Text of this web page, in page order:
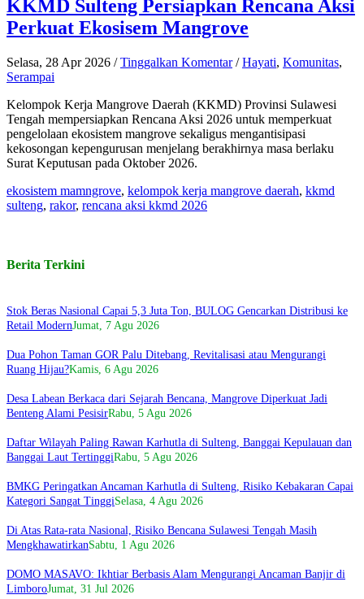
KKMD Sulteng Persiapkan Rencana Aksi
Perkuat Ekosisem Mangrove
Selasa, 28 Apr 2026 /Tinggalkan Komentar /Hayati, Komunitas,
Serampai
Kelompok Kerja Mangrove Daerah (KKMD) Provinsi Sulawesi
Tengah mempersiapkan Rencana Aksi 2026 untuk memperkuat
pengelolaan ekosistem mangrove sekaligus mengantisipasi
kekosongan kepengurusan menjelang berakhirnya masa berlaku
Surat Keputusan pada Oktober 2026.
ekosistem mamngrove, kelompok kerja mangrove daerah, kkmd
sulteng, rakor, rencana aksi kkmd 2026
Berita Terkini
Stok Beras Nasional Capai 5,3 Juta Ton, BULOG Gencarkan Distribusi ke
Retail ModernJumat, 7 Agu 2026
Dua Pohon Taman GOR Palu Ditebang, Revitalisasi atau Mengurangi
Ruang Hijau?Kamis, 6 Agu 2026
Desa Labean Berkaca dari Sejarah Bencana, Mangrove Diperkuat Jadi
Benteng Alami PesisirRabu, 5 Agu 2026
Daftar Wilayah Paling Rawan Karhutla di Sulteng, Banggai Kepulauan dan
Banggai Laut TertinggiRabu, 5 Agu 2026
BMKG Peringatkan Ancaman Karhutla di Sulteng, Risiko Kebakaran Capai
Kategori Sangat TinggiSelasa, 4 Agu 2026
Di Atas Rata-rata Nasional, Risiko Bencana Sulawesi Tengah Masih
MengkhawatirkanSabtu, 1 Agu 2026
DOMO MASAVO: Ikhtiar Berbasis Alam Mengurangi Ancaman Banjir di
LimboroJumat, 31 Jul 2026